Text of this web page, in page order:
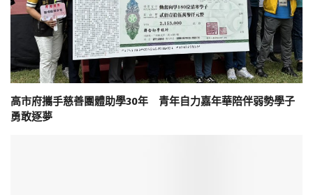
高市府攜手慈善團體助學30年 青年自力嘉年華陪伴弱勢學子
勇敢逐夢